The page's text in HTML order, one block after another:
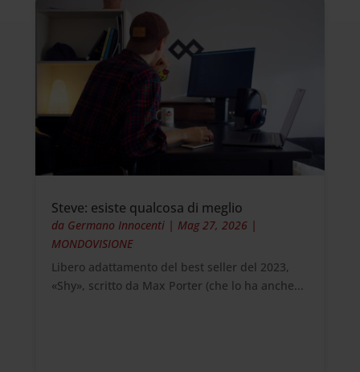
Steve: esiste qualcosa di meglio
da Germano Innocenti| Mag 27, 2026|
MONDOVISIONE
Libero adattamento del best seller del 2023,
«Shy», scritto da Max Porter (che lo ha anche...